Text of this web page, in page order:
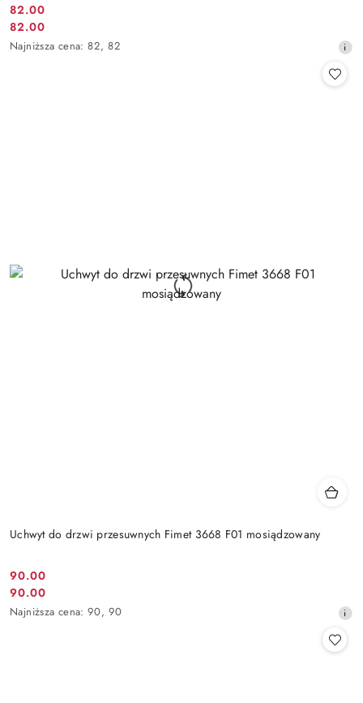
Cena
promocyjna:
82.00
Cena
promocyjna:
82.00
Najniższa
Najniższa cena: 82, 82
Uchwyt do drzwi przesuwnych Fimet 3668 F01 mosiądzowany
Cena
promocyjna:
90.00
Cena
promocyjna:
90.00
Najniższa
Najniższa cena: 90, 90